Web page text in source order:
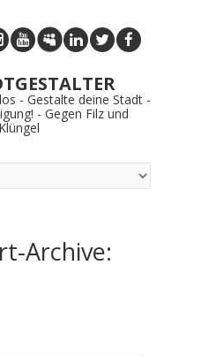
- Gestalte deine Stadt -
- Gegen Filz und
Klüngel
Archive: